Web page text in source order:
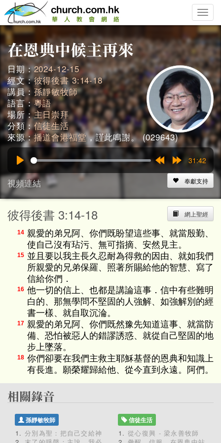
Toggle
日期：2024-12-15
經文：彼得後書 3:14-18
講員： 孫靜敏牧師
語言：粵語
場所：主日崇拜
分類：信徒生活
來源：播道會港福堂，謹此鳴謝。 (029643)
15s
31:42
視頻連結 奉獻支持
網上聖經
彼得後書 3:14-18
14 親愛的弟兄阿、你們既盼望這些事、就當殷勤、
使自己沒有玷污、無可指摘、安然見主。
15 並且要以我主長久忍耐為得救的因由、就如我們
所親愛的兄弟保羅、照著所賜給他的智慧、寫了
信給你們．
16 他一切的信上、也都是講論這事．信中有些難明
白的、那無學問不堅固的人強解、如強解別的經
書一樣、就自取沉淪。
17 親愛的弟兄阿、你們既然豫先知道這事、就當防
備、恐怕被惡人的錯謬誘惑、就從自己堅固的地
步上墜落。
18 你們卻要在我們主救主耶穌基督的恩典和知識上
有長進。願榮耀歸給他、從今直到永遠。阿們。
孫靜敏牧師
分別為聖：把自己交給神
信徒生活
從心復興 - 梁永善牧師